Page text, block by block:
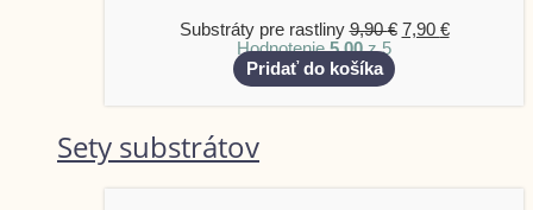
Substráty pre rastliny9,90€ 7,90 €
Hodnotenie5.00z 5
Pridať do košíka
Sety substrátov